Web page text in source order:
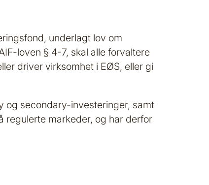
underlagt lov om
loven § 4-7, skal alle forvaltere
driver virksomhet i EØS, eller gi
og secondary-investeringer, samt
regulerte markeder, og har derfor